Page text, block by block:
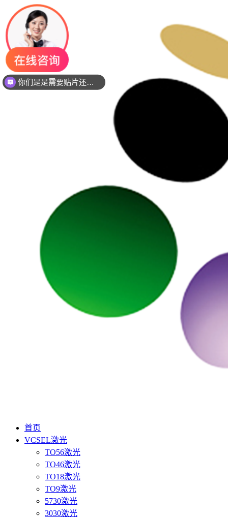
首页
VCSEL激光
TO56激光
TO46激光
TO18激光
TO9激光
5730激光
3030激光
现在想要灯珠规格书资料还是要样品测试呢？么？